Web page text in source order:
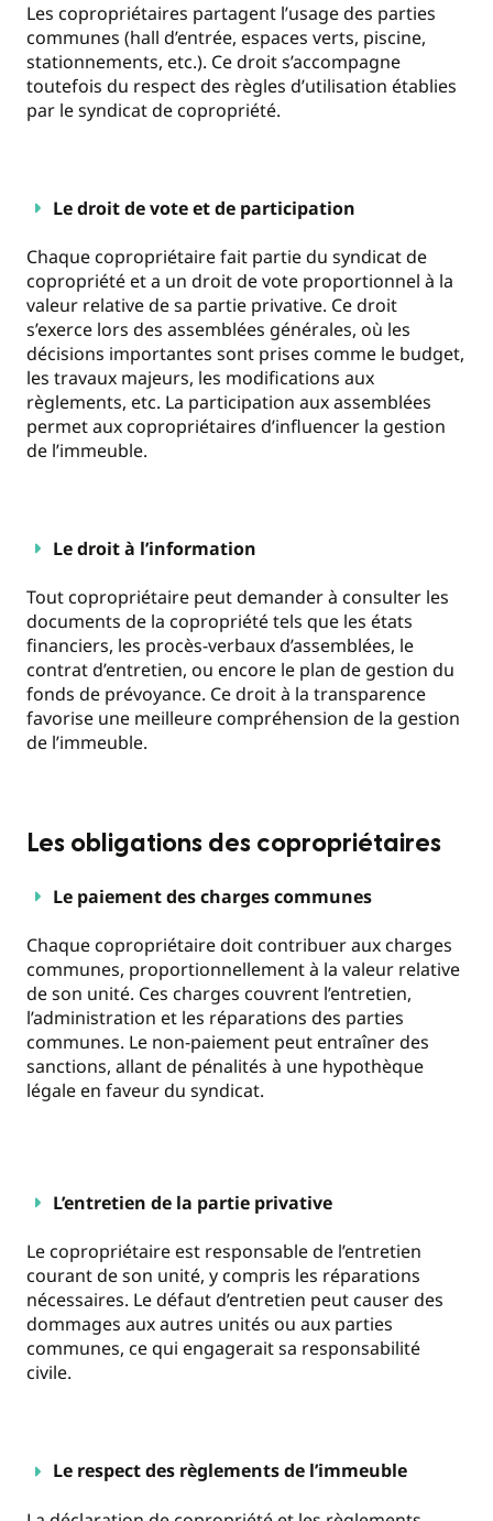
Les copropriétaires partagent l’usage des parties
communes (hall d’entrée, espaces verts, piscine,
stationnements, etc.). Ce droit s’accompagne
toutefois du respect des règles d’utilisation établies
par le syndicat de copropriété.
Le droit de vote et de participation
Chaque copropriétaire fait partie du syndicat de
copropriété et a un droit de vote proportionnel à la
valeur relative de sa partie privative. Ce droit
s’exerce lors des assemblées générales, où les
décisions importantes sont prises comme le budget,
les travaux majeurs, les modifications aux
règlements, etc. La participation aux assemblées
permet aux copropriétaires d’influencer la gestion
de l’immeuble.
Le droit à l’information
Tout copropriétaire peut demander à consulter les
documents de la copropriété tels que les états
financiers, les procès-verbaux d’assemblées, le
contrat d’entretien, ou encore le plan de gestion du
fonds de prévoyance. Ce droit à la transparence
favorise une meilleure compréhension de la gestion
de l’immeuble.
Les obligations des copropriétaires
Le paiement des charges communes
Chaque copropriétaire doit contribuer aux charges
communes, proportionnellement à la valeur relative
de son unité. Ces charges couvrent l’entretien,
l’administration et les réparations des parties
communes. Le non-paiement peut entraîner des
sanctions, allant de pénalités à une hypothèque
légale en faveur du syndicat.
L’entretien de la partie privative
Le copropriétaire est responsable de l’entretien
courant de son unité, y compris les réparations
nécessaires. Le défaut d’entretien peut causer des
dommages aux autres unités ou aux parties
communes, ce qui engagerait sa responsabilité
civile.
Le respect des règlements de l’immeuble